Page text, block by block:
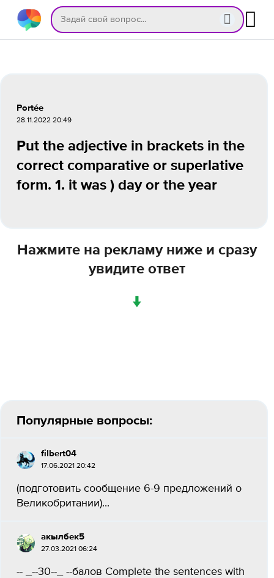
Portée
28.11.2022 20:49
Put the adjective in brackets in the
correct comparative or superlative
form. 1. it was ) day or the year
Нажмите на рекламу ниже и сразу
увидите ответ
↓
Популярные вопросы:
filbert04
17.06.2021 20:42
(подготовить сообщение 6-9 предложений о
Великобритании)​...
акылбек5
27.03.2021 06:24
-- _--30--_ --балов Complete the sentences with